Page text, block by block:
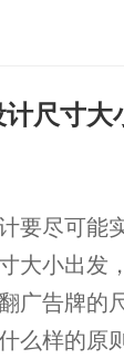
尺寸大
要尽可能
大小出发
广告牌的
么样的原